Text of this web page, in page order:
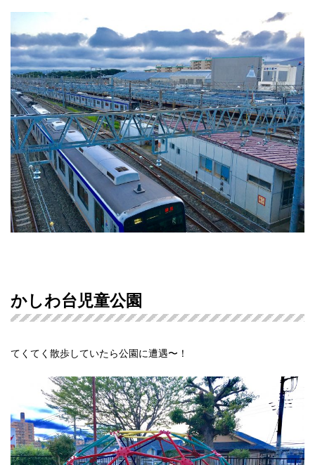
かしわ台児童公園
てくてく散歩していたら公園に遭遇〜！